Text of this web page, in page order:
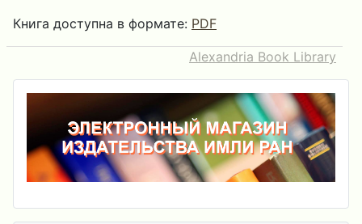
Книга доступна в формате: PDF
Alexandria Book Library